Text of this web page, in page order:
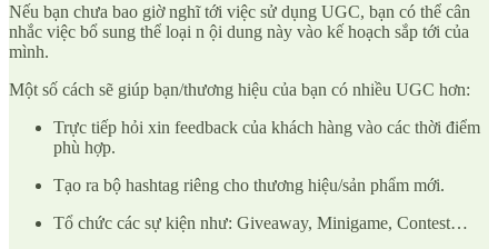
Nếu bạn chưa bao giờ nghĩ tới việc sử dụng UGC, bạn có thể cân
nhắc việc bổ sung thể loại n ội dung này vào kế hoạch sắp tới của
mình.
Một số cách sẽ giúp bạn/thương hiệu của bạn có nhiều UGC hơn:
Trực tiếp hỏi xin feedback của khách hàng vào các thời điểm
phù hợp.
Tạo ra bộ hashtag riêng cho thương hiệu/sản phẩm mới.
Tổ chức các sự kiện như: Giveaway, Minigame, Contest…